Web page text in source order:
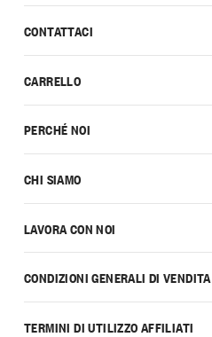
CONTATTACI
CARRELLO
PERCHÉ NOI
CHI SIAMO
LAVORA CON NOI
CONDIZIONI GENERALI DI VENDITA
TERMINI DI UTILIZZO AFFILIATI